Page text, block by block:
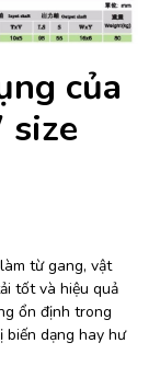
của
size
từ gang, vật
tốt và hiệu quả
ổn định trong
biến dạng hay hư